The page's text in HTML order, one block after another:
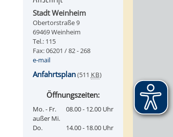
Stadt Weinheim
Obertorstraße 9
69469 Weinheim
Tel.: 115
Fax: 06201 / 82 - 268
e-mail
Anfahrtsplan(511 KB)
Öffnungszeiten:
Mo. - Fr.
außer Mi.
08.00 - 12.00 Uhr
Do.
14.00 - 18.00 Uhr